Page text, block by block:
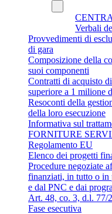
Verbali
Provvedimenti di
di gara
Composizione della
suoi componenti
Contratti di acquisto
superiore a 1 milione
Resoconti della
della loro esecuzione
Informativa sul
FORNITURE
Regolamento EU
Elenco dei progetti
Procedure negoziate
finanziati, in tutto o in
e dal PNC e dai
Art. 48, co. 3, d.l. 77/
Fase esecutiva